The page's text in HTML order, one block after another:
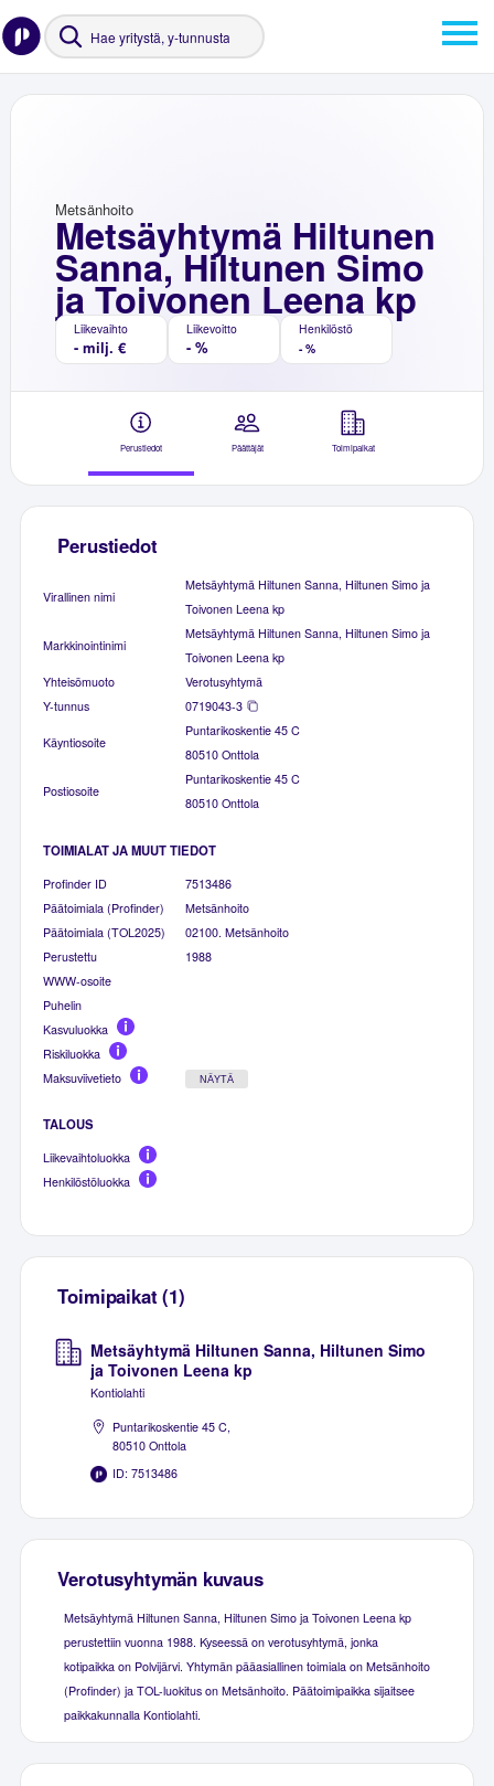
Metsäyhtymä Hiltunen
Sanna, Hiltunen Simo
ja Toivonen Leena kp
Metsänhoito
Liikevaihto
- milj. €
Liikevoitto
- %
Henkilöstö
- %
Perustiedot Päättäjät Toimipaikat
Perustiedot
Virallinen nimi
Metsäyhtymä Hiltunen Sanna, Hiltunen Simo ja
Toivonen Leena kp
Markkinointinimi
Metsäyhtymä Hiltunen Sanna, Hiltunen Simo ja
Toivonen Leena kp
Yhteisömuoto
Verotusyhtymä
Y-tunnus
0719043-3
Käyntiosoite
Puntarikoskentie 45 C
80510 Onttola
Postiosoite
Puntarikoskentie 45 C
80510 Onttola
TOIMIALAT JA MUUT TIEDOT
Profinder ID
7513486
Päätoimiala (Profinder)
Metsänhoito
Päätoimiala (TOL2025)
02100. Metsänhoito
Perustettu
1988
WWW-osoite
Puhelin
Kasvuluokka
Riskiluokka
Maksuviivetieto
NÄYTÄ
TALOUS
Liikevaihtoluokka
Henkilöstöluokka
Toimipaikat (1)
Metsäyhtymä Hiltunen Sanna, Hiltunen Simo
ja Toivonen Leena kp
Kontiolahti
Puntarikoskentie 45 C,
80510 Onttola
ID: 7513486
Verotusyhtymän kuvaus
Metsäyhtymä Hiltunen Sanna, Hiltunen Simo ja Toivonen Leena kp
perustettiin vuonna 1988. Kyseessä on verotusyhtymä, jonka
kotipaikka on Polvijärvi. Yhtymän pääasiallinen toimiala on Metsänhoito
(Profinder) ja TOL-luokitus on Metsänhoito. Päätoimipaikka sijaitsee
paikkakunnalla Kontiolahti.